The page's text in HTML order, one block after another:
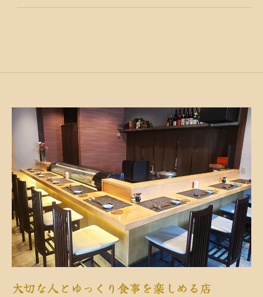
大切な人とゆっくり食事を楽しめる店